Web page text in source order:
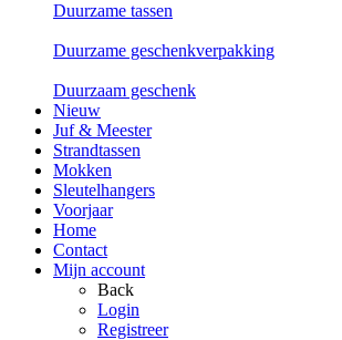
Duurzame tassen
Duurzame geschenkverpakking
Duurzaam geschenk
Nieuw
Juf & Meester
Strandtassen
Mokken
Sleutelhangers
Voorjaar
Home
Contact
Mijn account
Back
Login
Registreer